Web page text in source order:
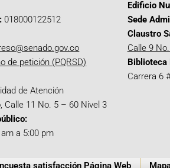
018000122512
de petición (PQRSD)
de Atención
Calle 11 No. 5 – 60 Nivel 3
a 5:00 pm
Edificio
Sede
Claustro
Calle 9
Biblioteca
Carrera 6
satisfacción Página Web